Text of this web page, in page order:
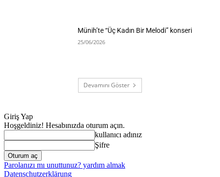
Münih’te “Üç Kadın Bir Melodi” konseri
25/06/2026
Devamını Göster